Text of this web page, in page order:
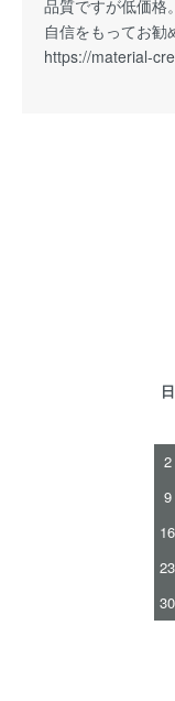
品質ですが低価格
自信をもってお勧
https://material-
日
2
9
16
23
30